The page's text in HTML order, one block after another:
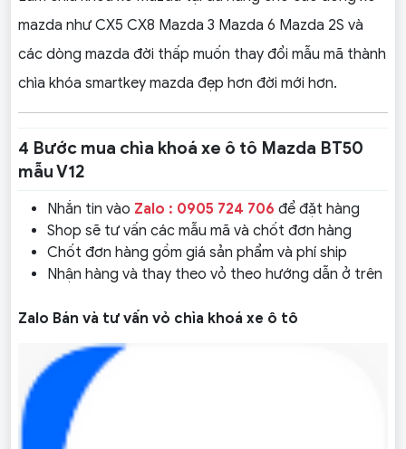
mazda như CX5 CX8 Mazda 3 Mazda 6 Mazda 2S và
các dòng mazda đời thấp muốn thay đổi mẫu mã thành
chìa khóa smartkey mazda đẹp hơn đời mới hơn.
4 Bước mua chìa khoá xe ô tô Mazda BT50
mẫu V12
Nhắn tin vào Zalo : 0905 724 706 để đặt hàng
Shop sẽ tư vấn các mẫu mã và chốt đơn hàng
Chốt đơn hàng gồm giá sản phẩm và phí ship
Nhận hàng và thay theo vỏ theo hướng dẫn ở trên
Zalo Bán và tư vấn vỏ chìa khoá xe ô tô